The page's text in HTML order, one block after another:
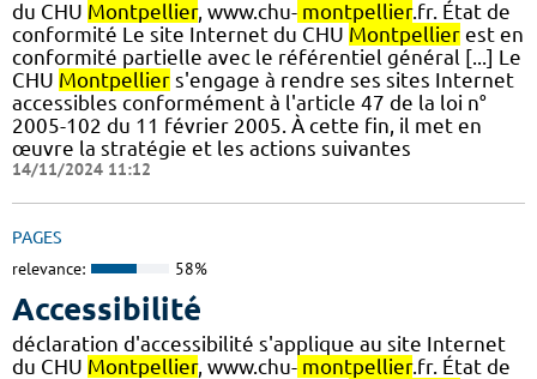
du CHU Montpellier, www.chu- montpellier.fr. État de
conformité Le site Internet du CHU Montpellier est en
conformité partielle avec le référentiel général [...] Le
CHU Montpellier s'engage à rendre ses sites Internet
accessibles conformément à l'article 47 de la loi n°
2005-102 du 11 février 2005. À cette fin, il met en
œuvre la stratégie et les actions suivantes
14/11/2024 11:12
PAGES
relevance: 58%
Accessibilité
déclaration d'accessibilité s'applique au site Internet
du CHU Montpellier, www.chu- montpellier.fr. État de